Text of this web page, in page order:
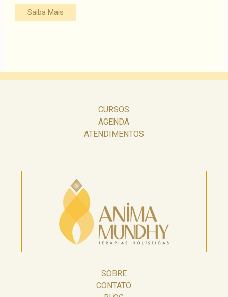
Saiba Mais
CURSOS
AGENDA
ATENDIMENTOS
SOBRE
CONTATO